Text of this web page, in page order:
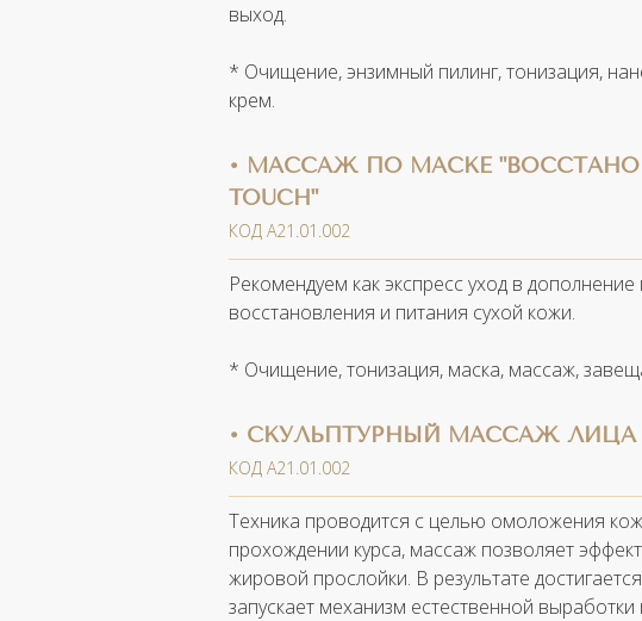
выход.
* Очищение, энзимный пилинг, тонизация,
крем.
• МАССАЖ ПО МАСКЕ
TOUCH"
КОД А21.01.002
Рекомендуем как экспресс уход в
восстановления и питания сухой кожи.
* Очищение, тонизация, маска, массаж,
• СКУЛЬПТУРНЫЙ МАССАЖ ЛИЦА
КОД А21.01.002
Техника проводится с целью омоложения
прохождении курса, массаж позволяет
жировой прослойки. В результате
запускает механизм естественной